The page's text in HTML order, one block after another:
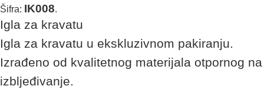
Šifra: IK008.
Igla za kravatu
Igla za kravatu u ekskluzivnom pakiranju.
Izrađeno od kvalitetnog materijala otpornog na
izbljeđivanje.